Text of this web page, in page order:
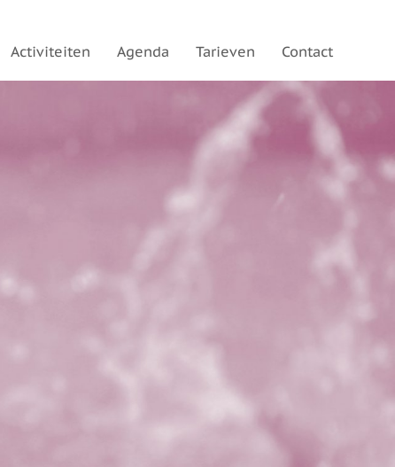
Activiteiten Agenda Tarieven Contact